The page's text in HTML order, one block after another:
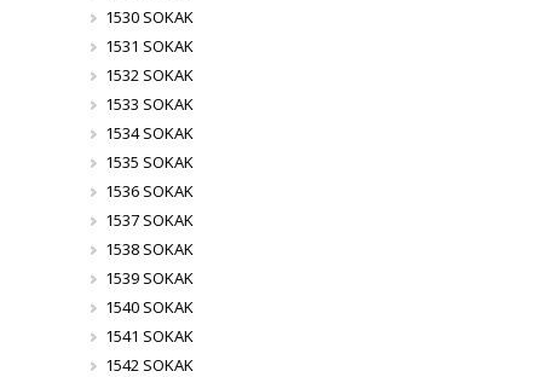
1530 SOKAK
1531 SOKAK
1532 SOKAK
1533 SOKAK
1534 SOKAK
1535 SOKAK
1536 SOKAK
1537 SOKAK
1538 SOKAK
1539 SOKAK
1540 SOKAK
1541 SOKAK
1542 SOKAK